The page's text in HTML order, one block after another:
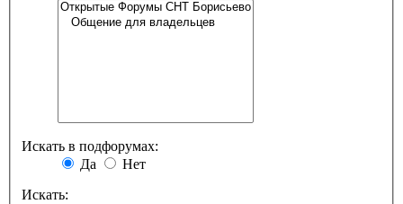
Искать в подфорумах:
Да
Нет
Искать: